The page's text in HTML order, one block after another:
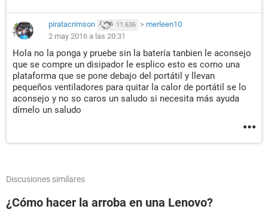
piratacrimson 11.636 > merleen10
2 may 2016 a las 20:31
Hola no la ponga y pruebe sin la batería tanbien le aconsejo
que se compre un disipador le esplico esto es como una
plataforma que se pone debajo del portátil y llevan
pequeños ventiladores para quitar la calor de portátil se lo
aconsejo y no so caros un saludo si necesita más ayuda
dímelo un saludo
Discusiones similares
¿Cómo hacer la arroba en una Lenovo?